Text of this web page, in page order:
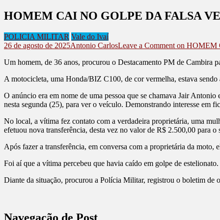
HOMEM CAI NO GOLPE DA FALSA
POLICIA MILITAR Vale do Ivaí
26 de agosto de 2025Antonio CarlosLeave a Comment on HOMEM
Um homem, de 36 anos, procurou o Destacamento PM de Cambira
A motocicleta, uma Honda/BIZ C100, de cor vermelha, estava
O anúncio era em nome de uma pessoa que se chamava Jair
nesta segunda (25), para ver o veículo. Demonstrando interesse
No local, a vítima fez contato com a verdadeira proprietária, uma
efetuou nova transferência, desta vez no valor de R$ 2.500,00 para o
Após fazer a transferência, em conversa com a proprietária da
Foi aí que a vítima percebeu que havia caído em golpe de estelionato.
Diante da situação, procurou a Polícia Militar, registrou o boletim de
Navegação de Post